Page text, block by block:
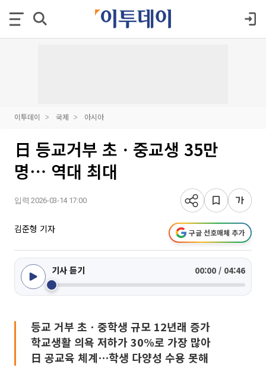
이투데이 국제 아시아
日 등교거부 초ㆍ중교생 35만
명⋯ 역대 최대
입력 2026-03-14 17:00
김준형 기자 구글 선호매체 추가
기사 듣기 00:00 / 04:46
등교 거부 초ㆍ중학생 규모 12년래 증가
학교생활 의욕 저하가 30%로 가장 많아
日 공교육 체계⋯학생 다양성 수용 못해